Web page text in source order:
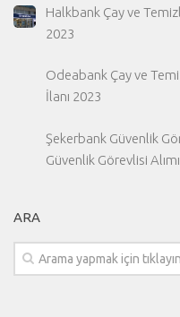
Halkbank Çay ve
2023
Odeabank Çay ve
İlanı 2023
Şekerbank Güvenlik
Güvenlik Görevlisi
ARA